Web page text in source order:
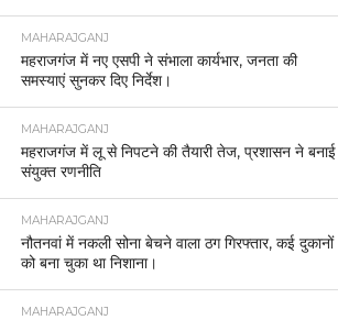
MAHARAJGANJ
महराजगंज में नए एसपी ने संभाला कार्यभार, जनता की
समस्याएं सुनकर दिए निर्देश।
MAHARAJGANJ
महराजगंज में लू से निपटने की तैयारी तेज, प्रशासन ने बनाई
संयुक्त रणनीति
MAHARAJGANJ
नौतनवां में नकली सोना बेचने वाला ठग गिरफ्तार, कई दुकानों
को बना चुका था निशाना।
MAHARAJGANJ